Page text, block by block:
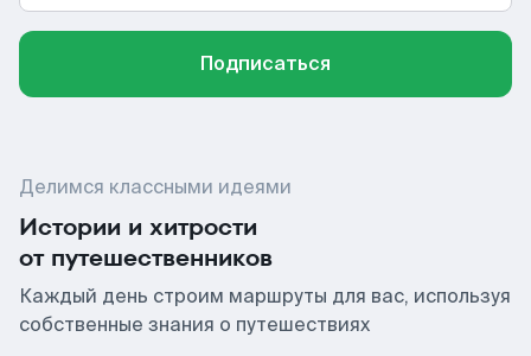
Подписаться
Делимся классными идеями
Истории и хитрости
от путешественников
Каждый день строим маршруты для вас, используя
собственные знания о путешествиях